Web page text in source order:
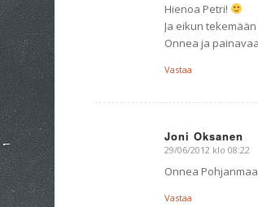
Hienoa Petri!
Ja eikun
Onnea ja
Vastaa
Joni Oksanen
says:
29/06/2012 klo 08:22
Onnea
Vastaa